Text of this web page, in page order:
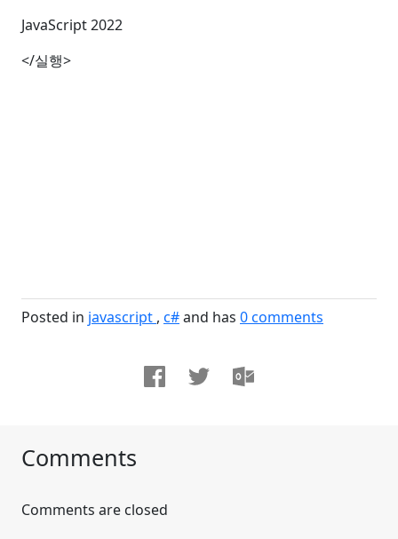
JavaScript 2022
</실행>
Posted in javascript c#and has 0comments
Comments
Comments are closed